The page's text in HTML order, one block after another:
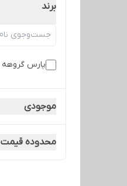
برند
پارس گروهه
موجودی
محدوده قیمت